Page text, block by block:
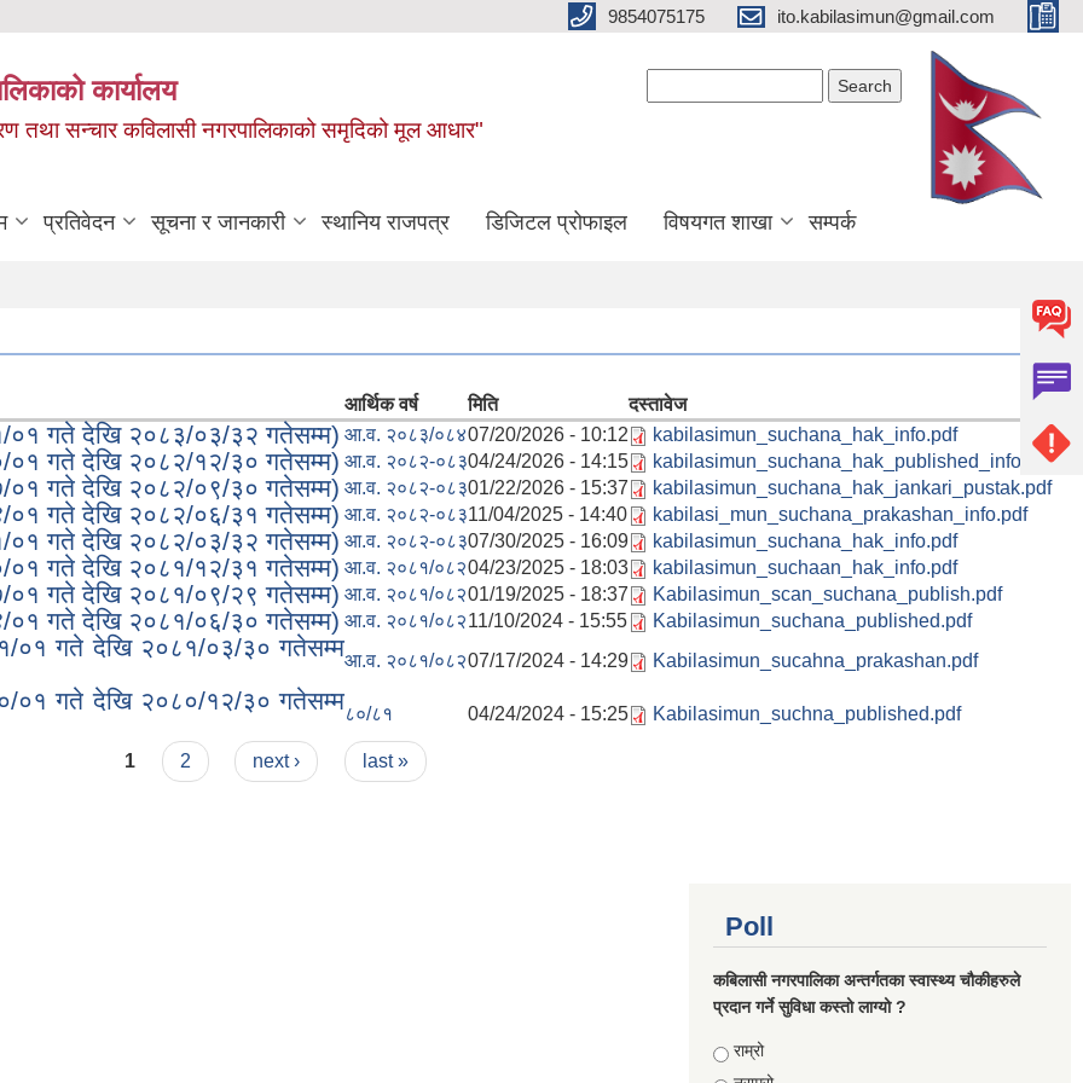
9854075175 ito.kabilasimun@gmail.com
कार्यालय
तथा सन्चार कविलासी नगरपालिकाको समृदिको मूल आधार"
प्रतिवेदन सूचना र जानकारी स्थानिय राजपत्र डिजिटल प्रोफाइल विषयगत शाखा सम्पर्क
आर्थिक वर्ष मिति दस्तावेज
०१ गते देखि २०८३/०३/३२ गतेसम्म) आ.व. २०८३/०८४07/20/2026 - 10:12 kabilasimun_suchana_hak_info.pdf
०१ गते देखि २०८२/१२/३० गतेसम्म) आ.व. २०८२-०८३04/24/2026 - 14:15 kabilasimun_suchana_hak_published_info.pdf
०१ गते देखि २०८२/०९/३० गतेसम्म) आ.व. २०८२-०८३01/22/2026 - 15:37 kabilasimun_suchana_hak_jankari_pustak.pdf
०१ गते देखि २०८२/०६/३१ गतेसम्म) आ.व. २०८२-०८३11/04/2025 - 14:40 kabilasi_mun_suchana_prakashan_info.pdf
०१ गते देखि २०८२/०३/३२ गतेसम्म) आ.व. २०८२-०८३07/30/2025 - 16:09 kabilasimun_suchana_hak_info.pdf
०१ गते देखि २०८१/१२/३१ गतेसम्म) आ.व. २०८१/०८२04/23/2025 - 18:03 kabilasimun_suchaan_hak_info.pdf
०१ गते देखि २०८१/०९/२९ गतेसम्म) आ.व. २०८१/०८२01/19/2025 - 18:37 Kabilasimun_scan_suchana_publish.pdf
०१ गते देखि २०८१/०६/३० गतेसम्म) आ.व. २०८१/०८२11/10/2024 - 15:55 Kabilasimun_suchana_published.pdf
०१ गते देखि २०८१/०३/३० गतेसम्मआ.व. २०८१/०८२07/17/2024 - 14:29 Kabilasimun_sucahna_prakashan.pdf
०१ गते देखि २०८०/१२/३० गतेसम्म८०/८१ 04/24/2024 - 15:25 Kabilasimun_suchna_published.pdf
1 2 next › last »
Poll
कबिलासी नगरपालिका अन्तर्गतका स्वास्थ्य चौकीहरुले
प्रदान गर्ने सुविधा कस्तो लाग्यो ?
Choices
राम्रो